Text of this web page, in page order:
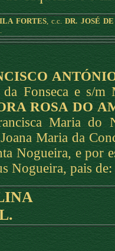
FORTES, c.c.DR. JOSÉ
Fonseca e s/
ROSA DO
Maria do
Maria da
Nogueira, e por
Nogueira, pais de: